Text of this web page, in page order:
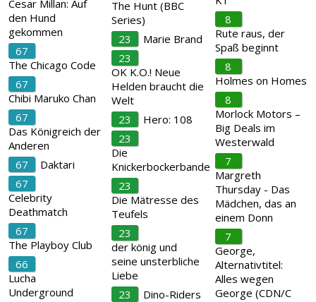
Cesar Millan: Auf
den Hund
gekommen
67
The Chicago Code
67
Chibi Maruko Chan
67
Das Königreich der
Anderen
67
Daktari
67
Celebrity
Deathmatch
67
The Playboy Club
66
Lucha
Underground
The Hunt (BBC
Series)
23
Marie Brand
23
OK K.O.! Neue
Helden braucht die
Welt
23
Hero: 108
23
Die
Knickerbockerbande
23
Die Mätresse des
Teufels
23
der könig und
seine unsterbliche
Liebe
23
Dino-Riders
8
Rute raus, der
Spaß beginnt
8
Holmes on Homes
8
Morlock Motors –
Big Deals im
Westerwald
7
Margreth
Thursday - Das
Mädchen, das an
einem Donn
7
George,
Alternativtitel:
Alles wegen
George (CDN/C